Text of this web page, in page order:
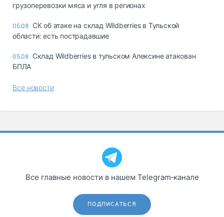
грузоперевозки мяса и угля в регионах
05.08 СК об атаке на склад Wildberries в Тульской
области: есть пострадавшие
05.08 Склад Wildberries в тульском Алексине атакован
БПЛА
Все новости
Все главные новости в нашем Telegram‑канале
ПОДПИСАТЬСЯ